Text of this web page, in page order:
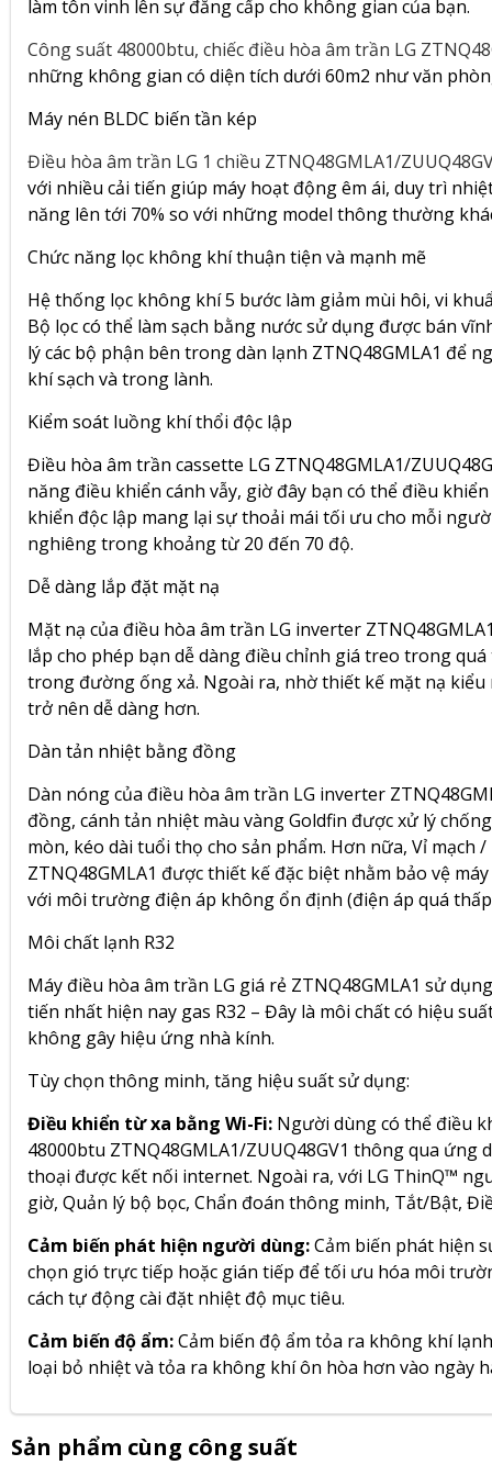
làm tôn vinh lên sự đẳng cấp cho không gian của bạn.
Công suất 48000btu, chiếc điều hòa âm trần LG
những không gian có diện tích dưới 60m2 như văn
Máy nén BLDC biến tần kép
Điều hòa âm trần LG 1 chiều ZTNQ48GMLA1/
với nhiều cải tiến giúp máy hoạt động êm ái, duy trì
năng lên tới 70% so với những model thông thường
Chức năng lọc không khí thuận tiện và mạnh mẽ
Hệ thống lọc không khí 5 bước làm giảm mùi hôi, vi
Bộ lọc có thể làm sạch bằng nước sử dụng được bán
lý các bộ phận bên trong dàn lạnh ZTNQ48GMLA1 để
khí sạch và trong lành.
Kiểm soát luồng khí thổi độc lập
Điều hòa âm trần cassette LG ZTNQ48GMLA1/
năng điều khiển cánh vẫy, giờ đây bạn có thể điều
khiển độc lập mang lại sự thoải mái tối ưu cho mỗi
nghiêng trong khoảng từ 20 đến 70 độ.
Dễ dàng lắp đặt mặt nạ
Mặt nạ của điều hòa âm trần LG inverter
lắp cho phép bạn dễ dàng điều chỉnh giá treo trong
trong đường ống xả. Ngoài ra, nhờ thiết kế mặt nạ kiểu
trở nên dễ dàng hơn.
Dàn tản nhiệt bằng đồng
Dàn nóng của điều hòa âm trần LG inverter
đồng, cánh tản nhiệt màu vàng Goldfin được xử lý
mòn, kéo dài tuổi thọ cho sản phẩm. Hơn nữa, Vỉ mạch
ZTNQ48GMLA1 được thiết kế đặc biệt nhằm bảo vệ
với môi trường điện áp không ổn định (điện áp quá
Môi chất lạnh R32
Máy điều hòa âm trần LG giá rẻ ZTNQ48GMLA1 sử
tiến nhất hiện nay gas R32 – Đây là môi chất có hiệu
không gây hiệu ứng nhà kính.
Tùy chọn thông minh, tăng hiệu suất sử dụng:
Điều khiển từ xa bằng Wi-Fi: Người dùng có thể điều
48000btu ZTNQ48GMLA1/ZUUQ48GV1 thông qua ứng
thoại được kết nối internet. Ngoài ra, với LG ThinQ™
giờ, Quản lý bộ bọc, Chẩn đoán thông minh, Tắt/Bật,
Cảm biến phát hiện người dùng:Cảm biến phát hiện
chọn gió trực tiếp hoặc gián tiếp để tối ưu hóa môi
cách tự động cài đặt nhiệt độ mục tiêu.
Cảm biến độ ẩm:Cảm biến độ ẩm tỏa ra không khí
loại bỏ nhiệt và tỏa ra không khí ôn hòa hơn vào ngày
Sản phẩm cùng công suất